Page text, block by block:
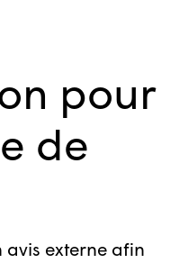
pour
de
avis externe afin